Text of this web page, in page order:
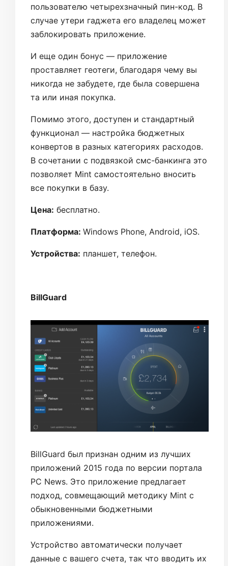
пользователю четырехзначный пин-код. В
случае утери гаджета его владелец может
заблокировать приложение.
И еще один бонус — приложение
проставляет геотеги, благодаря чему вы
никогда не забудете, где была совершена
та или иная покупка.
Помимо этого, доступен и стандартный
функционал — настройка бюджетных
конвертов в разных категориях расходов.
В сочетании с подвязкой смс-банкинга это
позволяет Mint самостоятельно вносить
все покупки в базу.
Цена: бесплатно.
Платформа: Windows Phone, Android, iOS.
Устройства: планшет, телефон.
BillGuard
BillGuard был признан одним из лучших
приложений 2015 года по версии портала
PC News. Это приложение предлагает
подход, совмещающий методику Mint с
обыкновенными бюджетными
приложениями.
Устройство автоматически получает
данные с вашего счета, так что вводить их